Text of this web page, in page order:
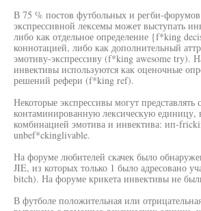
В 75 % постов футбольных и регби-форумов
экспрессивной лексемы может выступать
либо как отдельное определение {f*king
коннотацией, либо как дополнительный
эмотиву-экспрессиву (f*king awesome try).
инвективы используются как оценочные
решений рефери (f*king ref).
Некоторые экспрессивы могут представлять
контаминированную лексическую
комбинацией эмотива и инвектива: ип-
unbef*ckinglivable.
На форуме любителей скачек было
JIE, из которых только 1 было адресовано
bitch). На форуме крикета инвективы не
В футболе положительная или